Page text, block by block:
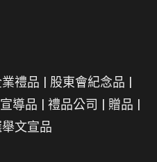
禮品 | 股東會紀念品 |
宣導品 | 禮品公司 | 贈品 |
文宣品